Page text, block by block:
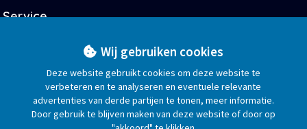
Service
Help en contact
Bedrijvengids
Wij gebruiken cookies
Deze website gebruikt cookies om deze website te
verbeteren en te analyseren en eventuele relevante
advertenties van derde partijen te tonen, meer informatie.
Door gebruik te blijven maken van deze website of door op